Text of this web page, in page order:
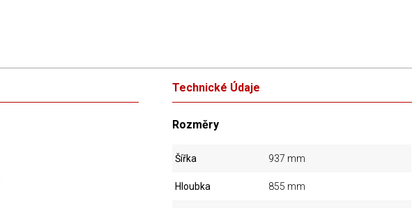
Technické Údaje
Rozměry
Šířka 937 mm
Hloubka 855 mm